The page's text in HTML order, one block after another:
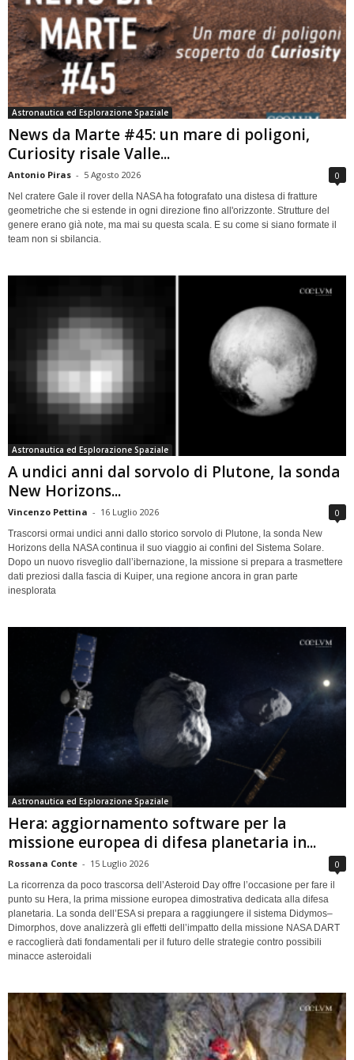
Astronautica ed Esplorazione Spaziale
News da Marte #45: un mare di poligoni,
Curiosity risale Valle...
Antonio Piras - 5 Agosto 2026 0
Nel cratere Gale il rover della NASA ha fotografato una distesa di fratture
geometriche che si estende in ogni direzione fino all'orizzonte. Strutture del
genere erano già note, ma mai su questa scala. E su come si siano formate il
team non si sbilancia.
Astronautica ed Esplorazione Spaziale
A undici anni dal sorvolo di Plutone, la sonda
New Horizons...
Vincenzo Pettina - 16 Luglio 2026 0
Trascorsi ormai undici anni dallo storico sorvolo di Plutone, la sonda New
Horizons della NASA continua il suo viaggio ai confini del Sistema Solare.
Dopo un nuovo risveglio dall’ibernazione, la missione si prepara a trasmettere
dati preziosi dalla fascia di Kuiper, una regione ancora in gran parte
inesplorata
Astronautica ed Esplorazione Spaziale
Hera: aggiornamento software per la
missione europea di difesa planetaria in...
Rossana Conte - 15 Luglio 2026 0
La ricorrenza da poco trascorsa dell’Asteroid Day offre l’occasione per fare il
punto su Hera, la prima missione europea dimostrativa dedicata alla difesa
planetaria. La sonda dell’ESA si prepara a raggiungere il sistema Didymos–
Dimorphos, dove analizzerà gli effetti dell’impatto della missione NASA DART
e raccoglierà dati fondamentali per il futuro delle strategie contro possibili
minacce asteroidali